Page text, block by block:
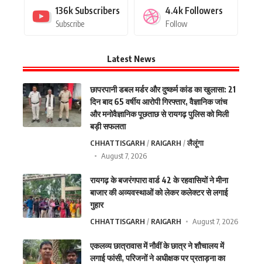
136k Subscribers
Subscribe
4.4k Followers
Follow
Latest News
छापरपानी डबल मर्डर और दुष्कर्म कांड का खुलासा: 21
दिन बाद 65 वर्षीय आरोपी गिरफ्तार, वैज्ञानिक जांच
और मनोवैज्ञानिक पूछताछ से रायगढ़ पुलिस को मिली
बड़ी सफलता
CHHATTISGARH RAIGARH
लैलूंगा
August 7, 2026
रायगढ़ के बजरंगपारा वार्ड 42 के रहवासियों ने मीना
बाजार की अव्यवस्थाओं को लेकर कलेक्टर से लगाई
गुहार
CHHATTISGARH RAIGARH August 7, 2026
एकलव्य छात्रावास में नौवीं के छात्र ने शौचालय में
लगाई फांसी, परिजनों ने अधीक्षक पर प्रताड़ना का